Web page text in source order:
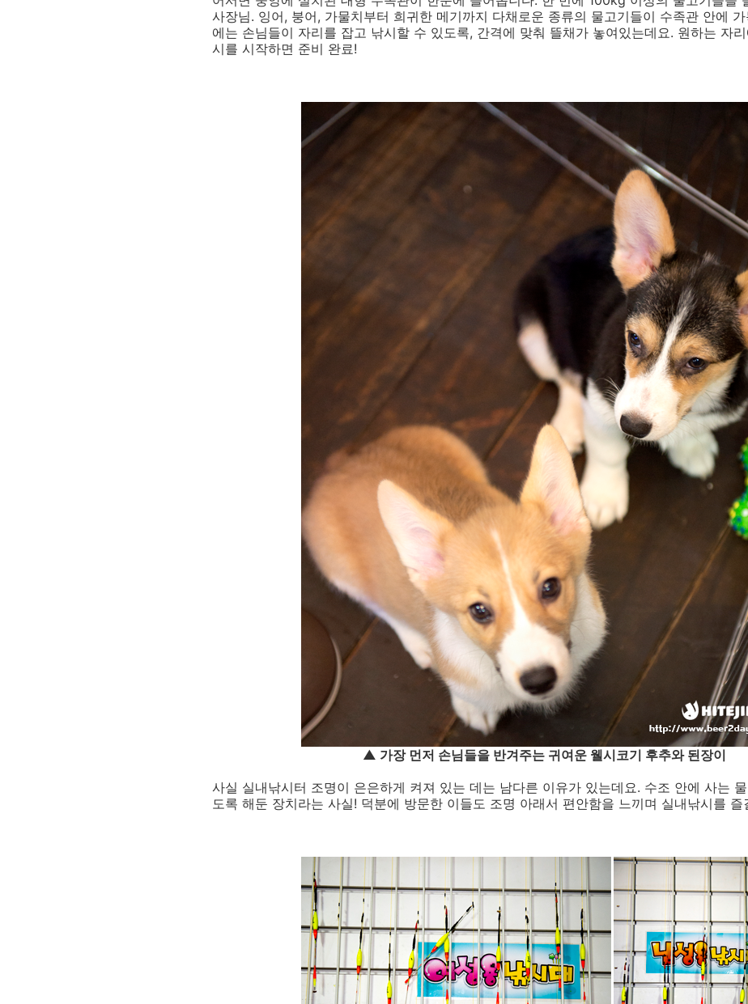
사장님. 잉어, 붕어, 가물치부터 희귀한 메기까지 다채로운 종류의 물고기들이 수족관 안에
에는 손님들이 자리를 잡고 낚시할 수 있도록, 간격에 맞춰 뜰채가 놓여있는데요. 원하는 자
시를 시작하면 준비 완료!
▲ 가장 먼저 손님들을 반겨주는 귀여운 웰시코기 후추와 된장이
사실 실내낚시터 조명이 은은하게 켜져 있는 데는 남다른 이유가 있는데요. 수조 안에 사는
도록 해둔 장치라는 사실! 덕분에 방문한 이들도 조명 아래서 편안함을 느끼며 실내낚시를 즐